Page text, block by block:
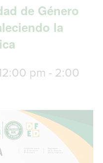
de Género
la
pm - 2:00